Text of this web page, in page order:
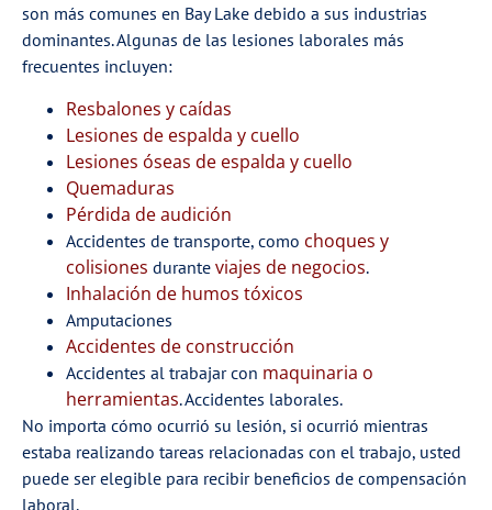
son más comunes en Bay Lake debido a sus industrias
dominantes. Algunas de las lesiones laborales más
frecuentes incluyen:
Resbalones y caídas
Lesiones de espalda y cuello
Lesiones óseas de espalda y cuello
Quemaduras
Pérdida de audición
Accidentes de transporte, como choques y
colisiones durante viajes de negocios.
Inhalación de humos tóxicos
Amputaciones
Accidentes de construcción
Accidentes al trabajar con maquinaria o
herramientas. Accidentes laborales.
No importa cómo ocurrió su lesión, si ocurrió mientras
estaba realizando tareas relacionadas con el trabajo, usted
puede ser elegible para recibir beneficios de compensación
laboral.